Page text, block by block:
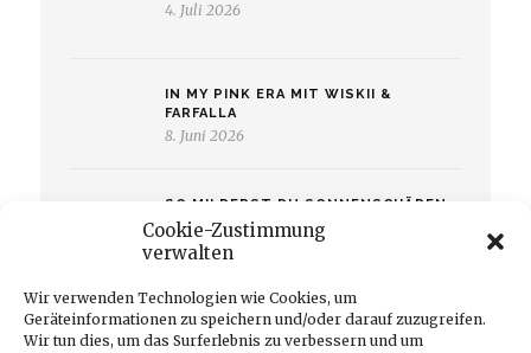
Cookie-Zustimmung
verwalten
Wir verwenden Technologien wie Cookies, um
Geräteinformationen zu speichern und/oder darauf zuzugreifen.
Wir tun dies, um das Surferlebnis zu verbessern und um
4. Juli 2026
IN MY PINK ERA MIT WISKII &
FARFALLA
8. Juni 2026
SO MILDERST DU SONNENSCHÄDEN
MIT DER ROTEN LED-LICHTTHERAPIE
UND CURRENTBODY LED-MASKE
13. Mai 2026